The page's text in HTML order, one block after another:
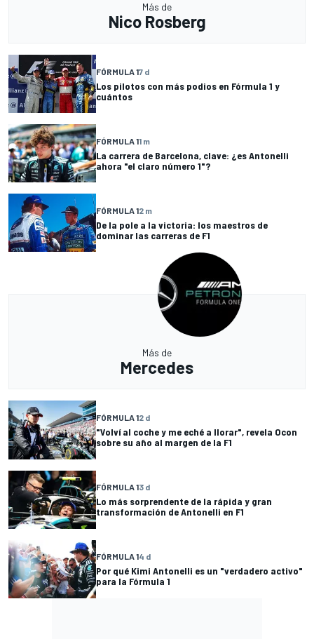
Más de
Nico Rosberg
FÓRMULA 17 d
Los pilotos con más podios en Fórmula 1 y
cuántos
FÓRMULA 11 m
La carrera de Barcelona, clave: ¿es Antonelli
ahora "el claro número 1"?
FÓRMULA 12 m
De la pole a la victoria: los maestros de
dominar las carreras de F1
Más de
Mercedes
FÓRMULA 12 d
"Volví al coche y me eché a llorar", revela Ocon
sobre su año al margen de la F1
FÓRMULA 13 d
Lo más sorprendente de la rápida y gran
transformación de Antonelli en F1
FÓRMULA 14 d
Por qué Kimi Antonelli es un "verdadero activo"
para la Fórmula 1